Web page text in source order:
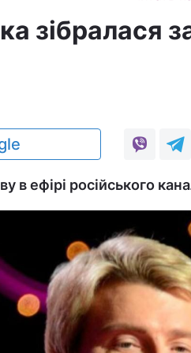
зібралася
в ефірі російського